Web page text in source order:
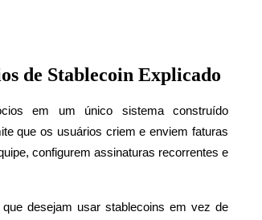
de Stablecoin Explicado
em um único sistema construído
que os usuários criem e enviem faturas
configurem assinaturas recorrentes e
desejam usar stablecoins em vez de